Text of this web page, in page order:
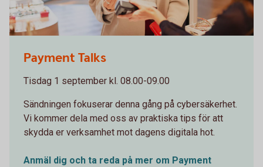
Payment Talks
Tisdag 1 september kl. 08.00-09.00
Sändningen fokuserar denna gång på cybersäkerhet.
Vi kommer dela med oss av praktiska tips för att
skydda er verksamhet mot dagens digitala hot.
Anmäl dig och ta reda på mer om Payment